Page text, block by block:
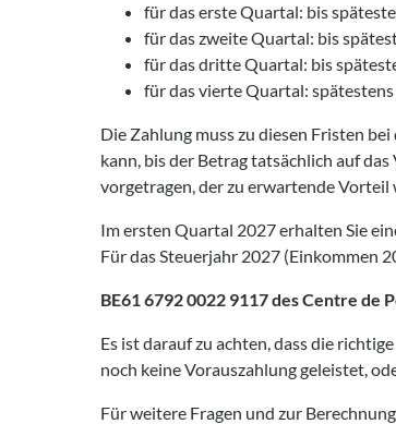
für das erste Quartal: bis
für das zweite Quartal: bis
für das dritte Quartal: bis
für das vierte Quartal:
Die Zahlung muss zu diesen Fristen
kann, bis der Betrag tatsächlich auf
vorgetragen, der zu erwartende Vorteil
Im ersten Quartal 2027 erhalten Sie
Für das Steuerjahr 2027 (Einkommen
BE61 6792 0022 9117 des Centre de
Es ist darauf zu achten, dass die
noch keine Vorauszahlung geleistet,
Für weitere Fragen und zur